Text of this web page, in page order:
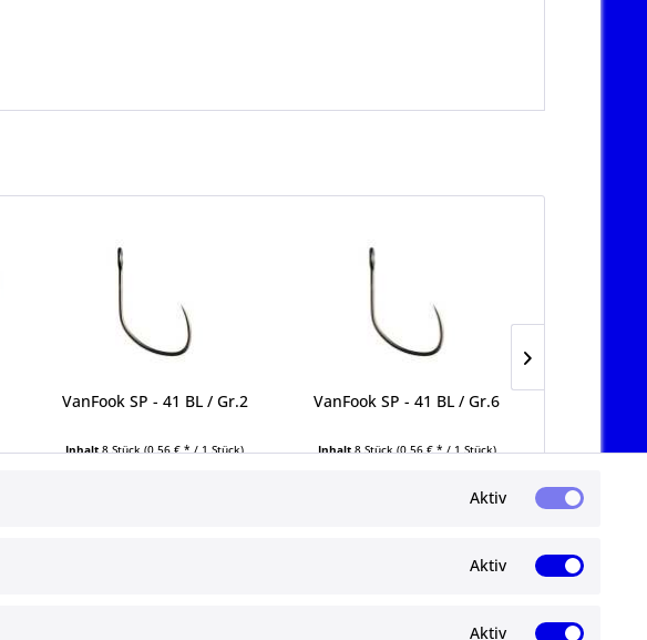
VanFook SP - 41 BL / Gr.2
Inhalt8 Stück(0,56 € * / 1 Stück)
VanFook SP - 41 BL / Gr.6
Inhalt8 Stück(0,56 € * / 1 Stück) Inhalt20
Aktiv
Aktiv
Aktiv